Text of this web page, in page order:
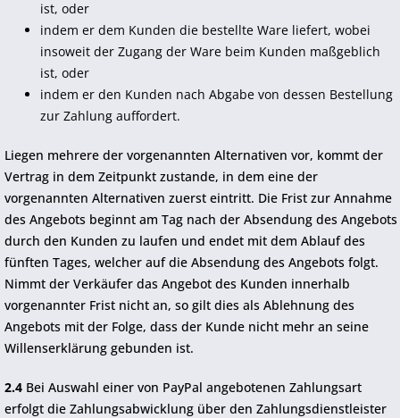
ist, oder
indem er dem Kunden die bestellte Ware liefert, wobei
insoweit der Zugang der Ware beim Kunden maßgeblich
ist, oder
indem er den Kunden nach Abgabe von dessen Bestellung
zur Zahlung auffordert.
Liegen mehrere der vorgenannten Alternativen vor, kommt der
Vertrag in dem Zeitpunkt zustande, in dem eine der
vorgenannten Alternativen zuerst eintritt. Die Frist zur Annahme
des Angebots beginnt am Tag nach der Absendung des Angebots
durch den Kunden zu laufen und endet mit dem Ablauf des
fünften Tages, welcher auf die Absendung des Angebots folgt.
Nimmt der Verkäufer das Angebot des Kunden innerhalb
vorgenannter Frist nicht an, so gilt dies als Ablehnung des
Angebots mit der Folge, dass der Kunde nicht mehr an seine
Willenserklärung gebunden ist.
2.4 Bei Auswahl einer von PayPal angebotenen Zahlungsart
erfolgt die Zahlungsabwicklung über den Zahlungsdienstleister